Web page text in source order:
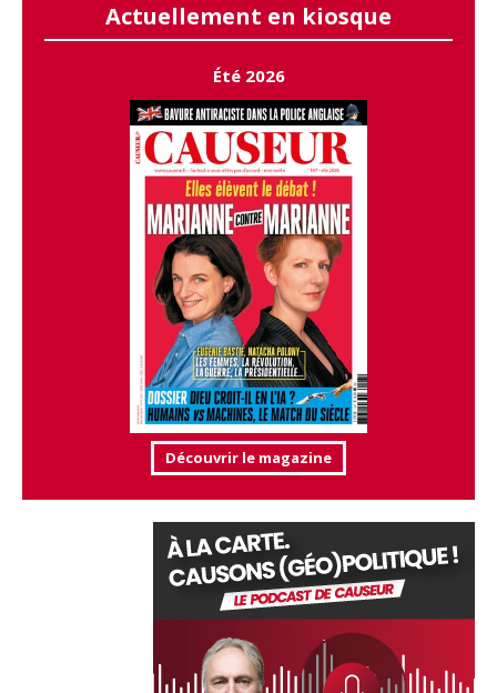
Actuellement en kiosque
Été 2026
Découvrir le magazine